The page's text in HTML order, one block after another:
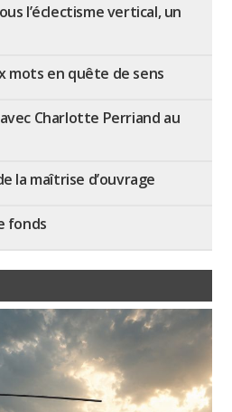
l’éclectisme vertical, un
mots en quête de sens
Charlotte Perriand au
la maîtrise d’ouvrage
fonds